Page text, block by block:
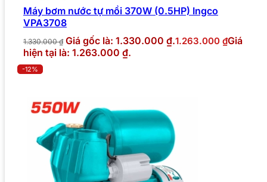
Máy bơm nước tự mồi 370W (0.5HP) Ingco
VPA3708
1.330.000₫ Giá gốc là: 1.330.000 ₫.1.263.000 ₫Giá
hiện tại là: 1.263.000 ₫.
-12%